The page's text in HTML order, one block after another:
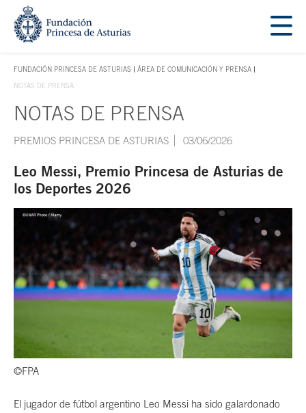
Saltar navegación. Ir directamente al contenido principal
FUNDACIÓN PRINCESA DE ASTURIAS
TECLA DE ACCESO 1
ÁREA DE COMUNICACIÓN Y PRENSA
NOTAS DE PRENSA
Contenido principal
NOTAS DE PRENSA
PREMIOS PRINCESA DE ASTURIAS 03/06/2026
Leo Messi, Premio Princesa de Asturias de
los Deportes 2026
©FPA
El jugador de fútbol argentino Leo Messi ha sido galardonado